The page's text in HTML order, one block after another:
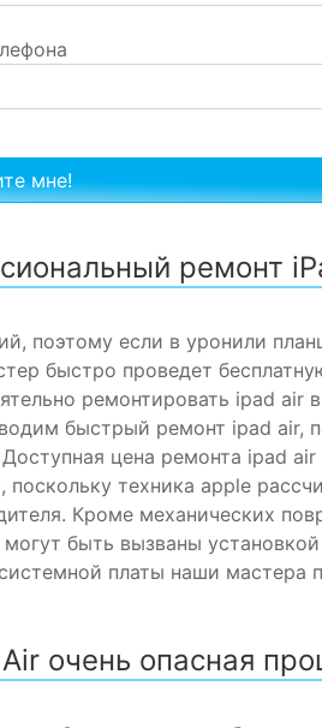
ремонт
поэтому если в уронили
быстро проведет
ремонтировать ipad air
быстрый ремонт ipad air,
цена ремонта ipad
техника apple
Кроме механических
быть вызваны
платы наши мастера
очень опасная